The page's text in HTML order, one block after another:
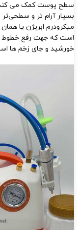
سطح پوست کمک می کند.
بسیار آرام‌ تر و
میکرودرم ابریژن یا
است که جهت رفع خطوط
خورشید و جای زخم ها